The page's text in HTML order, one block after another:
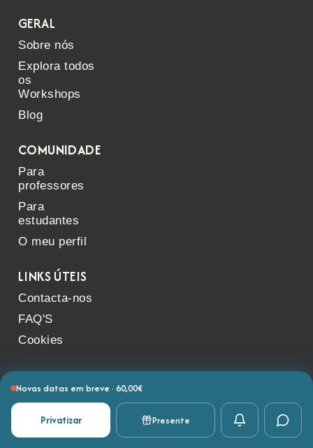
GERAL
Sobre nós
Explora todos
os
Workshops
Blog
COMUNIDADE
Para
professores
Para
estudantes
O meu perfil
LINKS ÚTEIS
Contacta-nos
FAQ'S
Cookies
Política de PrivacidadeTermos e condições
Novas datas em breve · 60,00€
Privatizar Presente